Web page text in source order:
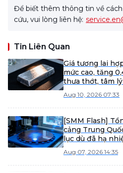
Để biết thêm thông tin về
cứu, vui lòng liên hệ:
Tin Liên Quan
Giá tương lai
mức cao, tăng
thưa thớt, tâm
Aug 10, 2026 07:33
[SMM Flash]
cảng Trung
lục dù đã hạ
Aug 07, 2026 14:35